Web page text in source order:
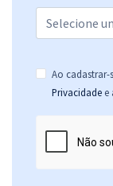
Ao
Privacidade e